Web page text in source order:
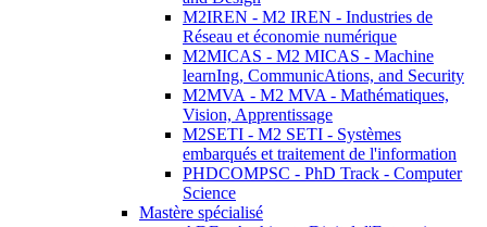
M2IREN - M2 IREN - Industries de
Réseau et économie numérique
M2MICAS - M2 MICAS - Machine
learnIng, CommunicAtions, and Security
M2MVA - M2 MVA - Mathématiques,
Vision, Apprentissage
M2SETI - M2 SETI - Systèmes
embarqués et traitement de l'information
PHDCOMPSC - PhD Track - Computer
Science
Mastère spécialisé